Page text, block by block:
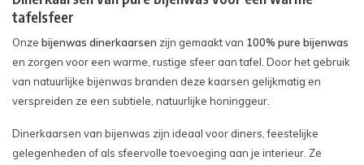
tafelsfeer
Onze bijenwas dinerkaarsen zijn gemaakt van 100% pure bijenwas
en zorgen voor een warme, rustige sfeer aan tafel. Door het gebruik
van natuurlijke bijenwas branden deze kaarsen gelijkmatig en
verspreiden ze een subtiele, natuurlijke honinggeur.
Dinerkaarsen van bijenwas zijn ideaal voor diners, feestelijke
gelegenheden of als sfeervolle toevoeging aan je interieur. Ze